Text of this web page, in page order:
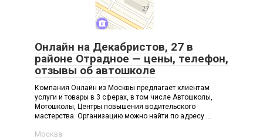
Онлайн на Декабристов, 27 в
районе Отрадное — цены, телефон,
отзывы об автошколе
Компания Онлайн из Москвы предлагает клиентам
услуги и товары в 3 сферах, в том числе Автошколы,
Мотошколы, Центры повышения водительского
мастерства. Организацию можно найти по адресу ...
Москва